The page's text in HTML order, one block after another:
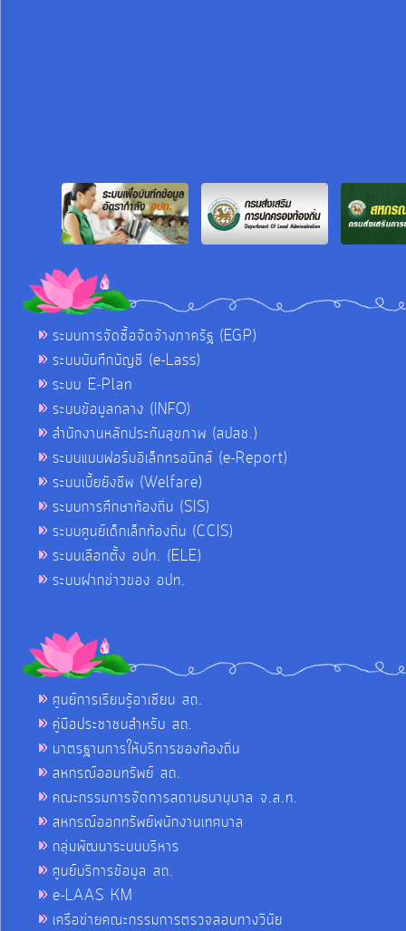
ระบบการจัดซื้อจัดจ้างภาครัฐ (EGP)
ระบบบันทึกบัญชี (e-Lass)
ระบบ E-Plan
ระบบข้อมูลกลาง (INFO)
สำนักงานหลักประกันสุขภาพ (สปสช.)
ระบบแบบฟอร์มอิเล็กทรอนิกส์ (e-Report)
ระบบเบี้ยยังชีพ (Welfare)
ระบบการศึกษาท้องถิ่น (SIS)
ระบบศูนย์เด็กเล็กท้องถิ่น (CCIS)
ระบบเลือกตั้ง อปท. (ELE)
ระบบฝากข่าวของ อปท.
ศูนย์การเรียนรู้อาเซียน สถ.
คู่มือประชาชนสำหรับ สถ.
มาตรฐานการให้บริการของท้องถิ่น
สหกรณ์ออมทรัพย์ สถ.
คณะกรรมการจัดการสถานธนานุบาล จ.ส.ท.
สหกรณ์ออกทรัพย์พนักงานเทศบาล
กลุ่มพัฒนาระบบบริหาร
ศูนย์บริการข้อมูล สถ.
e-LAAS KM
เครือข่ายคณะกรรมการตรวจสอบทางวินัย